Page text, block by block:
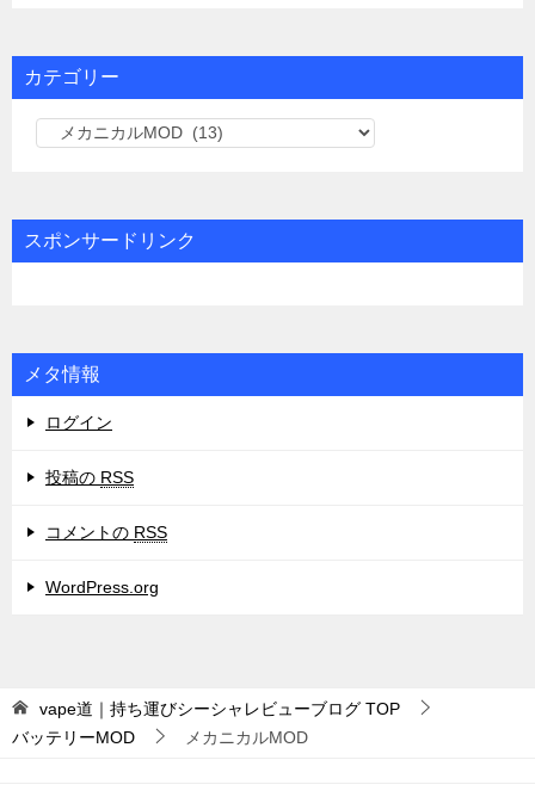
カテゴリー
リ
ー
スポンサードリンク
メタ情報
ログイン
投稿の RSS
コメントの RSS
WordPress.org
vape道｜持ち運びシーシャレビューブログ TOP
バッテリーMOD
メカニカルMOD